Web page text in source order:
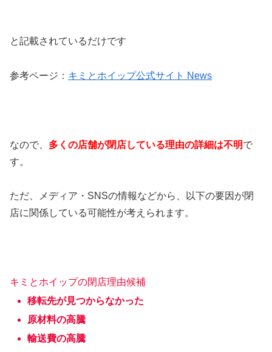
と記載されているだけです
参考ページ： キミとホイップ公式サイト News
なので、 多くの店舗が閉店している理由の詳細は不明で
す。
ただ、メディア・SNSの情報などから、以下の要因が閉
店に関係している可能性が考えられます。
キミとホイップの閉店理由候補
移転先が見つからなかった
原材料の高騰
輸送費の高騰